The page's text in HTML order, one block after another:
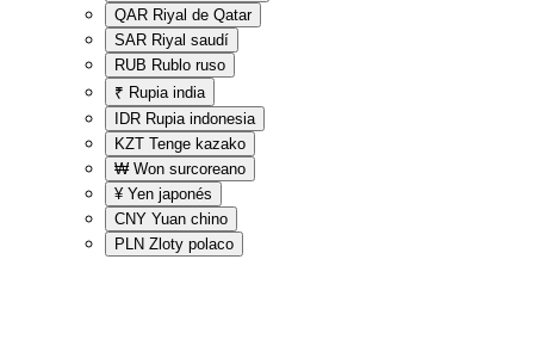
QAR Riyal de Qatar
SAR Riyal saudí
RUB Rublo ruso
₹ Rupia india
IDR Rupia indonesia
KZT Tenge kazako
₩ Won surcoreano
¥ Yen japonés
CNY Yuan chino
PLN Zloty polaco